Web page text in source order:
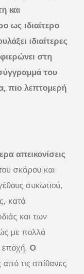
και
ως ιδιαίτερο
ιδιαίτερες
στη
του
πιο λεπτομερή
απεικονίσεις
σκάρου και
συκωτιού,
κατά
και των
με πολλά
εποχή. Ο
τις απίθανες